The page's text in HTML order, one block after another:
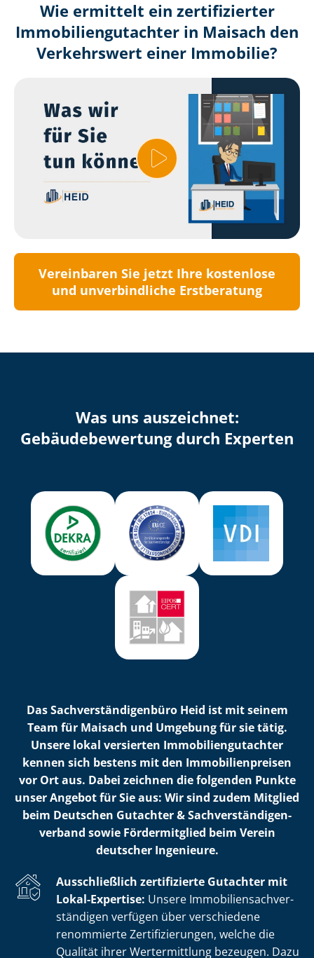
Wie ermittelt ein zertifizierter
Immobilien­gutachter in Maisach den
Verkehrswert einer Immobilie?
Vereinbaren Sie jetzt Ihre kostenlose
und unverbindliche Erstberatung
Was uns auszeichnet:
Ge­bäu­de­be­wer­tung durch Experten
Das Sach­ver­stän­di­gen­bü­ro Heid ist mit seinem
Team für Maisach und Umgebung für sie tätig.
Unsere lokal versierten Im­mo­bi­li­en­gut­ach­ter
kennen sich bestens mit den Im­mo­bi­li­en­prei­sen
vor Ort aus. Dabei zeichnen die folgenden Punkte
unser Angebot für Sie aus: Wir sind zudem Mitglied
beim Deutschen Gutachter & Sach­ver­stän­di­gen­
ver­band sowie Fördermitglied beim Verein
deutscher Ingenieure.
Ausschließlich zertifizierte Gutachter mit
Lokal-Expertise: Unsere Im­mo­bi­li­en­sach­ver­
stän­di­gen verfügen über verschiedene
renommierte Zer­ti­fi­zie­run­gen, welche die
Qualität ihrer Wertermittlung bezeugen. Dazu